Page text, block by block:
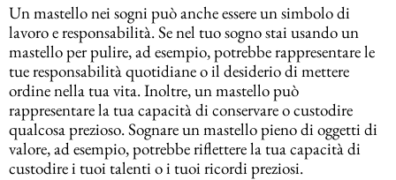
Un mastello nei sogni può anche essere un simbolo di
lavoro e responsabilità. Se nel tuo sogno stai usando un
mastello per pulire, ad esempio, potrebbe rappresentare le
tue responsabilità quotidiane o il desiderio di mettere
ordine nella tua vita. Inoltre, un mastello può
rappresentare la tua capacità di conservare o custodire
qualcosa prezioso. Sognare un mastello pieno di oggetti di
valore, ad esempio, potrebbe riflettere la tua capacità di
custodire i tuoi talenti o i tuoi ricordi preziosi.